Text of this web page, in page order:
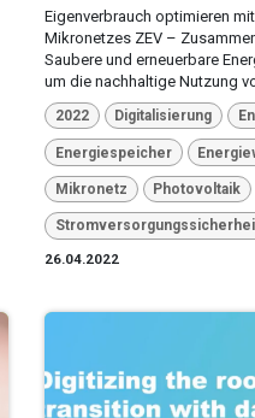
Eigenverbrauch optimieren
Mikronetzes ZEV –
Saubere und erneuerbare
um die nachhaltige Nutzung
2022 Digitalisierung
Energiespeicher
Mikronetz Photovoltaik
26.04.2022